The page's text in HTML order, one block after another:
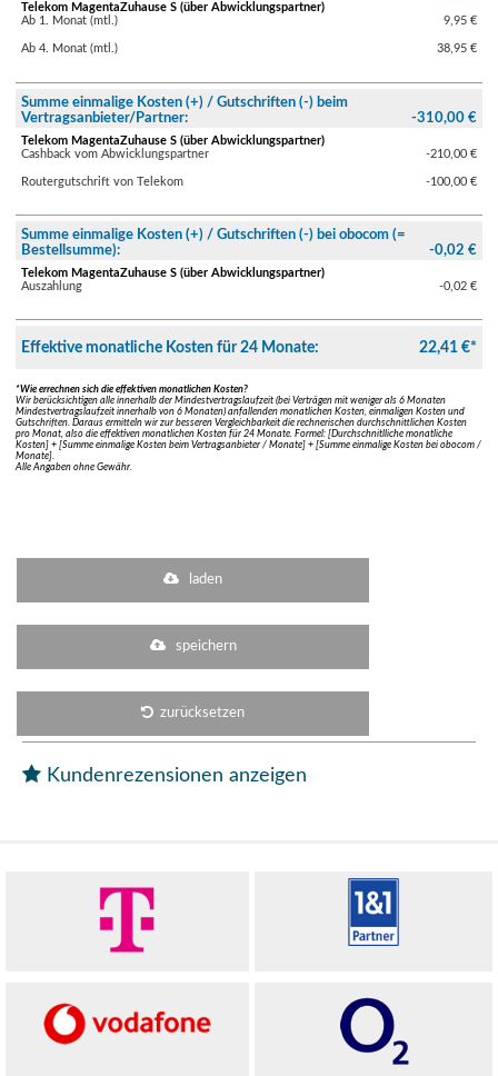
Telekom MagentaZuhause S (über Abwicklungspartner)
Ab 1. Monat (mtl.)
9,95 €
Ab 4. Monat (mtl.) 38,95 €
Summe einmalige Kosten (+) / Gutschriften (-) beim
Vertragsanbieter/Partner:
-310,00 €
Telekom MagentaZuhause S (über Abwicklungspartner)
Cashback vom Abwicklungspartner
-210,00 €
Routergutschrift von Telekom -100,00 €
Summe einmalige Kosten (+) / Gutschriften (-) bei obocom (=
Bestellsumme):
-0,02 €
Telekom MagentaZuhause S (über Abwicklungspartner)
Auszahlung
-0,02 €
Effektive monatliche Kosten für 24 Monate: 22,41 €*
*Wie errechnen sich die effektiven monatlichen Kosten?
Wir berücksichtigen alle innerhalb der Mindestvertragslaufzeit (bei Verträgen mit weniger als 6 Monaten
Mindestvertragslaufzeit innerhalb von 6 Monaten) anfallenden monatlichen Kosten, einmaligen Kosten und
Gutschriften. Daraus ermitteln wir zur besseren Vergleichbarkeit die rechnerischen durchschnittlichen Kosten
pro Monat, also die effektiven monatlichen Kosten für 24 Monate. Formel: [Durchschnitlliche monatliche
Kosten] + [Summe einmalige Kosten beim Vertragsanbieter / Monate] + [Summe einmalige Kosten bei obocom /
Monate].
Alle Angaben ohne Gewähr.
laden
speichern
zurücksetzen
Kundenrezensionen anzeigen